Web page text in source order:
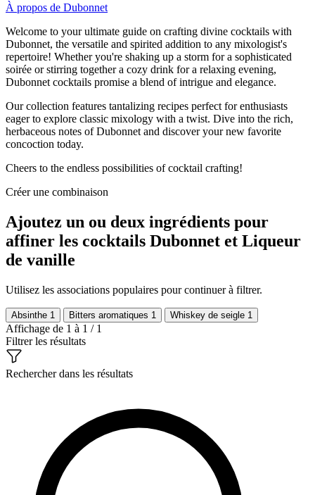
À propos de Dubonnet
Welcome to your ultimate guide on crafting divine cocktails with
Dubonnet, the versatile and spirited addition to any mixologist's
repertoire! Whether you're shaking up a storm for a sophisticated
soirée or stirring together a cozy drink for a relaxing evening,
Dubonnet cocktails promise a blend of intrigue and elegance.
Our collection features tantalizing recipes perfect for enthusiasts
eager to explore classic mixology with a twist. Dive into the rich,
herbaceous notes of Dubonnet and discover your new favorite
concoction today.
Cheers to the endless possibilities of cocktail crafting!
Créer une combinaison
Ajoutez un ou deux ingrédients pour
affiner les cocktails Dubonnet et Liqueur
de vanille
Utilisez les associations populaires pour continuer à filtrer.
Absinthe 1 Bitters aromatiques 1 Whiskey de seigle 1
Affichage de 1 à 1 / 1
Filtrer les résultats
Rechercher dans les résultats